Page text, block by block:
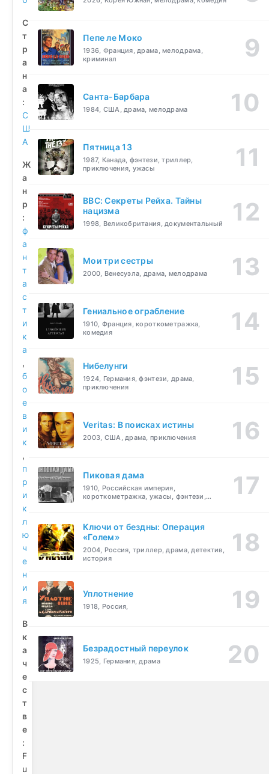
С
т
р
а
н
а
:
С
Ш
А
Ж
а
н
р
:
ф
а
н
т
а
с
т
и
к
а
,
б
о
е
в
и
к
,
п
р
и
к
л
ю
ч
е
н
и
я
В
к
а
ч
е
с
т
в
е
:
F
u
Пепе ле Моко
1936, Франция, драма, мелодрама,
криминал
Санта-Барбара
1984, США, драма, мелодрама
Пятница 13
1987, Канада, фэнтези, триллер,
приключения, ужасы
BBC: Секреты Рейха. Тайны
нацизма
1998, Великобритания, документальный
Мои три сестры
2000, Венесуэла, драма, мелодрама
Гениальное ограбление
1910, Франция, короткометражка,
комедия
Нибелунги
1924, Германия, фэнтези, драма,
приключения
Veritas: В поисках истины
2003, США, драма, приключения
Пиковая дама
1910, Российская империя,
короткометражка, ужасы, фэнтези,
Ключи от бездны: Операция
«Голем»
2004, Россия, триллер, драма, детектив,
история
Уплотнение
1918, Россия,
Безрадостный переулок
1925, Германия, драма